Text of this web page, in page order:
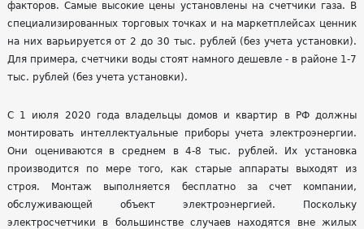
факторов. Самые высокие цены установлены на счетчики газа. В
специализированных торговых точках и на маркетплейсах ценник
на них варьируется от 2 до 30 тыс. рублей (без учета установки).
Для примера, счетчики воды стоят намного дешевле - в районе 1-7
тыс. рублей (без учета установки).
С 1 июля 2020 года владельцы домов и квартир в РФ должны
монтировать интеллектуальные приборы учета электроэнергии.
Они оцениваются в среднем в 4-8 тыс. рублей. Их установка
производится по мере того, как старые аппараты выходят из
строя. Монтаж выполняется бесплатно за счет компании,
обслуживающей объект электроэнергией. Поскольку
электросчетчики в большинстве случаев находятся вне жилых